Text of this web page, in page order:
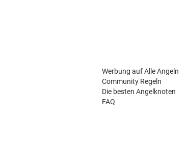
Werbung auf Alle Angeln
Community Regeln
Die besten Angelknoten
FAQ